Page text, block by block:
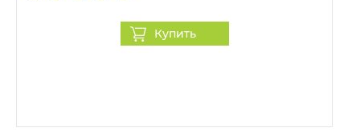
Купить